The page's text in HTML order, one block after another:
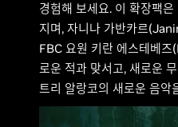
경험해 보세요. 이 확장팩
지며, 자니나 가반카르
FBC 요원 키란 에스테베
로운 적과 맞서고, 새로운
트리 알랑코의 새로운 음악